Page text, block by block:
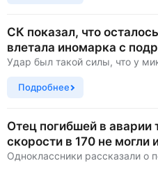
СК показал, что
влетала иномарка с
Удар был такой силы, что у
Подробнее
Отец погибшей в аварии
скорости в 170 не могли
Одноклассники рассказали о